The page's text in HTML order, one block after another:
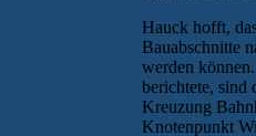
Hauck hofft,
Bauabschnitte
werden
berichtete, sind
Kreuzung
Knotenpunkt